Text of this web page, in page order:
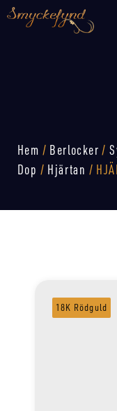
Hem / Berlocker /
Dop / Hjärtan /
18K Rödguld